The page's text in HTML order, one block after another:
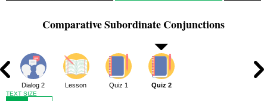
Comparative Subordinate Conjunctions
Dialog 2 Lesson Quiz 1 Quiz 2
TEXT SIZE